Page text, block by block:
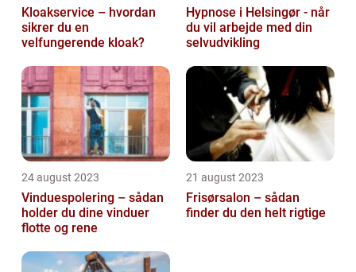
Kloakservice – hvordan
sikrer du en
velfungerende kloak?
Hypnose i Helsingør - når
du vil arbejde med din
selvudvikling
24 august 2023
Vinduespolering – sådan
holder du dine vinduer
flotte og rene
21 august 2023
Frisørsalon – sådan
finder du den helt rigtige